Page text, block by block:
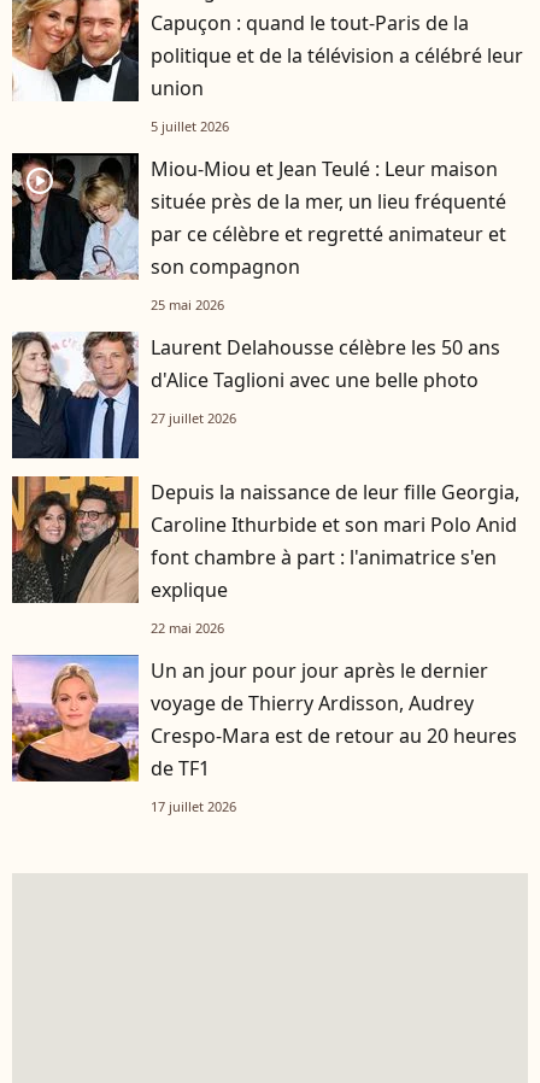
Capuçon : quand le tout-Paris de la
politique et de la télévision a célébré leur
union
5 juillet 2026
player2
Miou-Miou et Jean Teulé : Leur maison
située près de la mer, un lieu fréquenté
par ce célèbre et regretté animateur et
son compagnon
25 mai 2026
Laurent Delahousse célèbre les 50 ans
d'Alice Taglioni avec une belle photo
27 juillet 2026
Depuis la naissance de leur fille Georgia,
Caroline Ithurbide et son mari Polo Anid
font chambre à part : l'animatrice s'en
explique
22 mai 2026
Un an jour pour jour après le dernier
voyage de Thierry Ardisson, Audrey
Crespo-Mara est de retour au 20 heures
de TF1
17 juillet 2026